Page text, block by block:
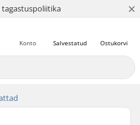
tagastuspoliitika
5 ×
Ostukorvi
Salvestatud
Konto